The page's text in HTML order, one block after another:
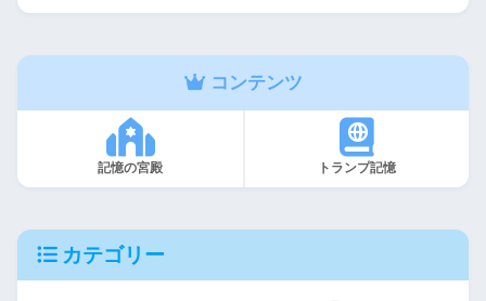
コンテンツ
記憶の宮殿 トランプ記憶
カテゴリー